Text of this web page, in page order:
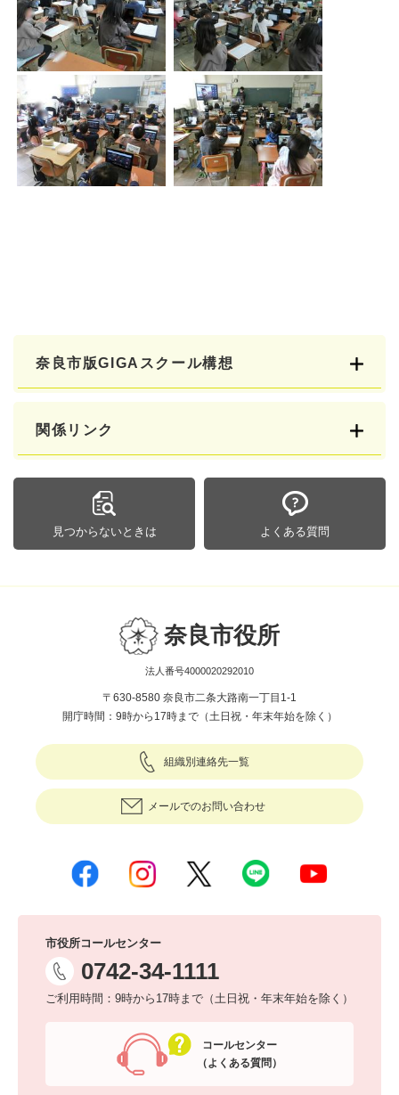
奈良市版GIGAスクール構想
関係リンク
見つからないときは よくある質問
奈良市役所
法人番号4000020292010
〒630-8580 奈良市二条大路南一丁目1-1
開庁時間：9時から17時まで（土日祝・年末年始を除く）
組織別連絡先一覧
メールでのお問い合わせ
市役所コールセンター
0742-34-1111
ご利用時間：9時から17時まで（土日祝・年末年始を除く）
コールセンター
（よくある質問）